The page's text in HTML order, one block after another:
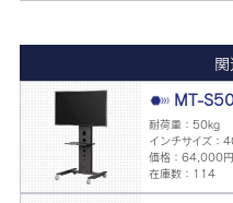
MT-
耐荷重：50kg
インチサイズ：
価格：64,000円
在庫数：114